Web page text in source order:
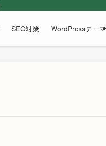
SEO対策 WordPressテーマ